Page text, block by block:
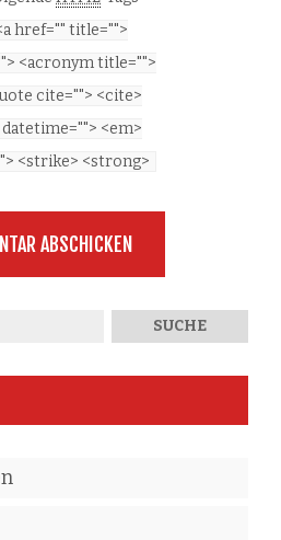
href="" title="">
<acronym title="">
cite=""> <cite>
datetime=""> <em>
<strike> <strong>